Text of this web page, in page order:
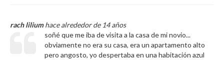
rach liliumhace alrededor de 14 años
soñé que me iba de visita a la casa de mi novio...
obviamente no era su casa, era un apartamento alto
pero angosto, yo despertaba en una habitación azul